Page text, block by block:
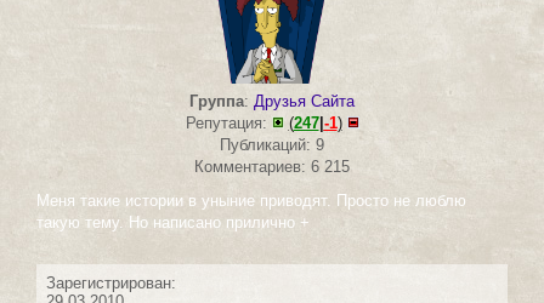
Группа: Друзья Сайта
Репутация:
(247| -1)
Публикаций: 9
Комментариев: 6 215
Меня такие истории в уныние приводят. Просто не люблю
такую тему. Но написано прилично +
Зарегистрирован: